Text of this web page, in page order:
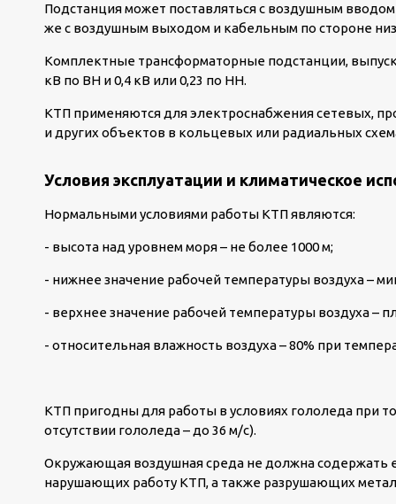
Подстанция может поставляться с воздушным
же с воздушным выходом и кабельным по стороне
Комплектные трансформаторные подстанции,
кВ по ВН и 0,4 кВ или 0,23 по НН.
КТП применяются для электроснабжения сетевых,
и других объектов в кольцевых или радиальных
Условия эксплуатации и климатическое
Нормальными условиями работы КТП являются:
- высота над уровнем моря – не более 1000 м;
- нижнее значение рабочей температуры воздуха –
- верхнее значение рабочей температуры воздуха –
- относительная влажность воздуха – 80% при
КТП пригодны для работы в условиях гололеда при
отсутствии гололеда – до 36 м/с).
Окружающая воздушная среда не должна содержать
нарушающих работу КТП, а также разрушающих